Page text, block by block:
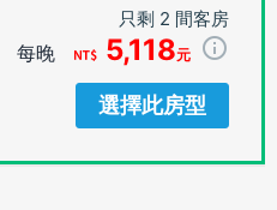
只剩 2 間客房
每晚 5,118元
選擇此房型